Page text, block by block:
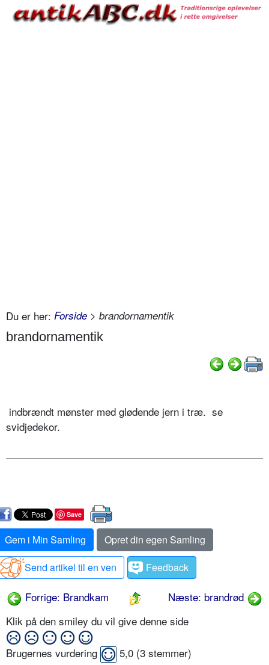
Du er her: Forside > brandornamentik
brandornamentik
indbrændt mønster med glødende jern i træ. se
svidjedekor.
Save
Gem i Min Samling
Opret din egen Samling
Send artikel til en ven
Feedback
Forrige: Brandkam
Næste: brandrød
Klik på den smiley du vil give denne side
Brugernes vurdering 5,0 (3 stemmer)